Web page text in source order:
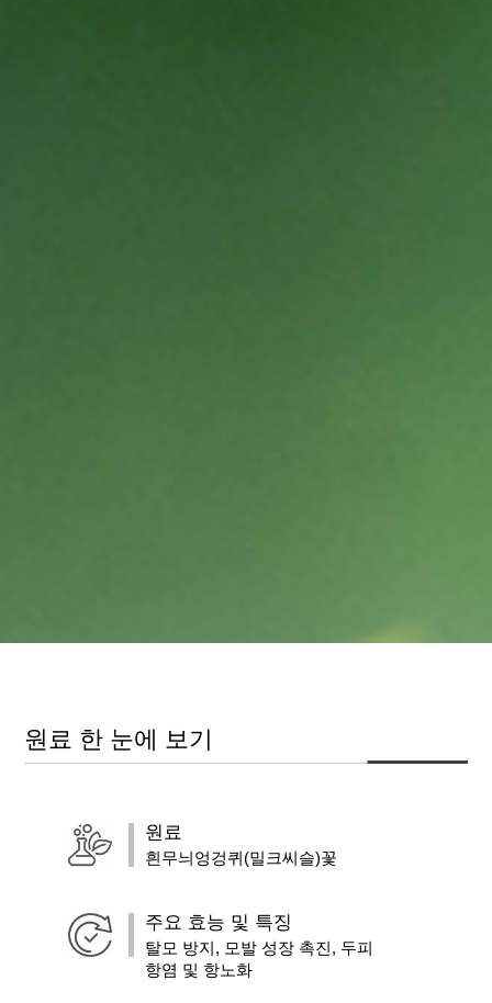
원료 한 눈에 보기
원료
흰무늬엉겅퀴(밀크씨슬)꽃
주요 효능 및 특징
탈모 방지, 모발 성장 촉진, 두피
항염 및 항노화